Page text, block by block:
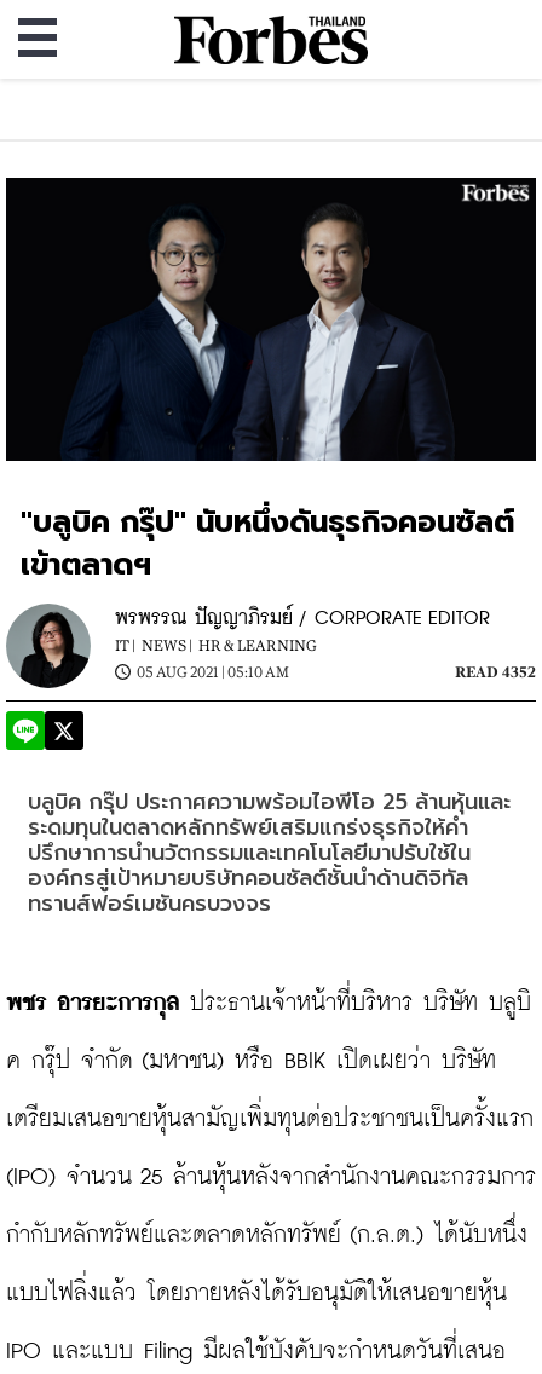
"บลูบิค กรุ๊ป" นับหนึ่งดันธุรกิจคอนซัลต์
เข้าตลาดฯ
พรพรรณ ปัญญาภิรมย์ / CORPORATE EDITOR
IT | NEWS | HR & LEARNING
05 AUG 2021 | 05:10 AM
READ 4352
บลูบิค กรุ๊ป ประกาศความพร้อมไอพีโอ 25 ล้านหุ้นและ
ระดมทุนในตลาดหลักทรัพย์เสริมแกร่งธุรกิจให้คำ
ปรึกษาการนำนวัตกรรมและเทคโนโลยีมาปรับใช้ใน
องค์กรสู่เป้าหมายบริษัทคอนซัลต์ชั้นนำด้านดิจิทัล
ทรานส์ฟอร์เมชันครบวงจร
พชร อารยะการกุล ประธานเจ้าหน้าที่บริหาร บริษัท บลูบิ
ค กรุ๊ป จำกัด (มหาชน) หรือ BBIK เปิดเผยว่า บริษัท
เตรียมเสนอขายหุ้นสามัญเพิ่มทุนต่อประชาชนเป็นครั้งแรก
(IPO) จำนวน 25 ล้านหุ้นหลังจากสำนักงานคณะกรรมการ
กำกับหลักทรัพย์และตลาดหลักทรัพย์ (ก.ล.ต.) ได้นับหนึ่ง
แบบไฟลิ่งแล้ว โดยภายหลังได้รับอนุมัติให้เสนอขายหุ้น
IPO และแบบ Filing มีผลใช้บังคับจะกำหนดวันที่เสนอ